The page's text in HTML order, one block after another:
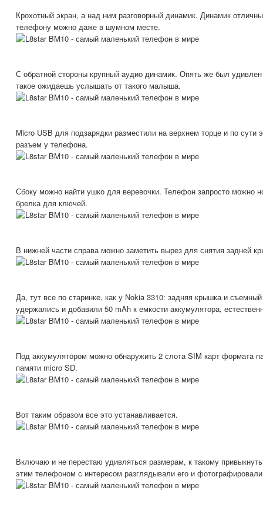
Крохотный экран, а над ним разговорный динамик. Динамик
телефону можно даже в шумном месте.
С обратной стороны крупный аудио динамик. Опять же был
такое ожидаешь услышать от такого малыша.
Micro USB для подзарядки разместили на верхнем торце и по сути
разъем у телефона.
Сбоку можно найти ушко для веревочки. Телефон запросто можно
брелка для ключей.
В нижней части справа можно заметить вырез для снятия задней
Да, тут все по старинке, как у Nokia 3310: задняя крышка и
удержались и добавили 50 mAh к емкости аккумулятора,
Под аккумулятором можно обнаружить 2 слота SIM карт формата
памяти micro SD.
Вот таким образом все это устанавливается.
Включаю и не перестаю удивляться размерам, к такому
этим телефоном с интересом разглядывали его и